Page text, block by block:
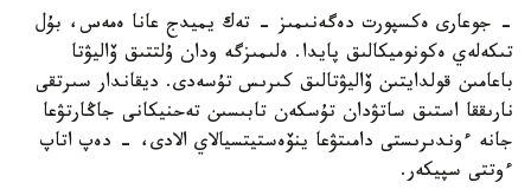
- جوعارى ەكسپورت دەگەنىمىز - تەك يميدج عانا ەمەس، بۇل
تىكەلەي ەكونوميكالىق پايدا. ەلىمىزگە ودان ۇلتتىق ۆاليۋتا
باعامىن قولدايتىن ۆاليۋتالىق كىرىس تۇسەدى. ديقاندار سىرتقى
نارىققا استىق ساتۋدان تۇسكەن تابىسىن تەحنيكانى جاڭارتۋعا
جانە ءوندىرىستى دامىتۋعا ينۆەستيتسيالاي الادى، - دەپ اتاپ
ءوتتى سپيكەر.